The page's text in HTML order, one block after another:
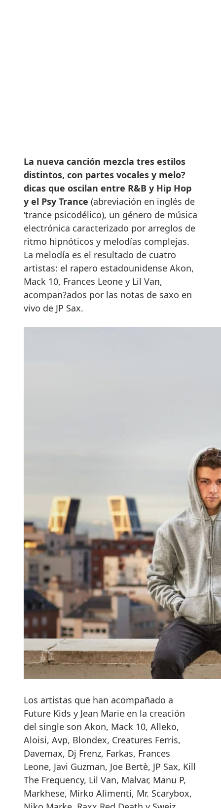
La nueva canción mezcla tres estilos
distintos, con partes vocales y melo?
dicas que oscilan entre R&B y Hip Hop
y el Psy Trance (abreviación en inglés de
‘trance psicodélico), un género de música
electrónica caracterizado por arreglos de
ritmo hipnóticos y melodías complejas.
La melodía es el resultado de cuatro
artistas: el rapero estadounidense Akon,
Mack 10, Frances Leone y Lil Van,
acompan?ados por las notas de saxo en
vivo de JP Sax.
Los artistas que han acompañado a
Future Kids y Jean Marie en la creación
del single son Akon, Mack 10, Alleko,
Aloisi, Avp, Blondex, Creatures Ferris,
Davemax, Dj Frenz, Farkas, Frances
Leone, Javi Guzman, Joe Bertè, JP Sax, Kill
The Frequency, Lil Van, Malvar, Manu P,
Markhese, Mirko Alimenti, Mr. Scarybox,